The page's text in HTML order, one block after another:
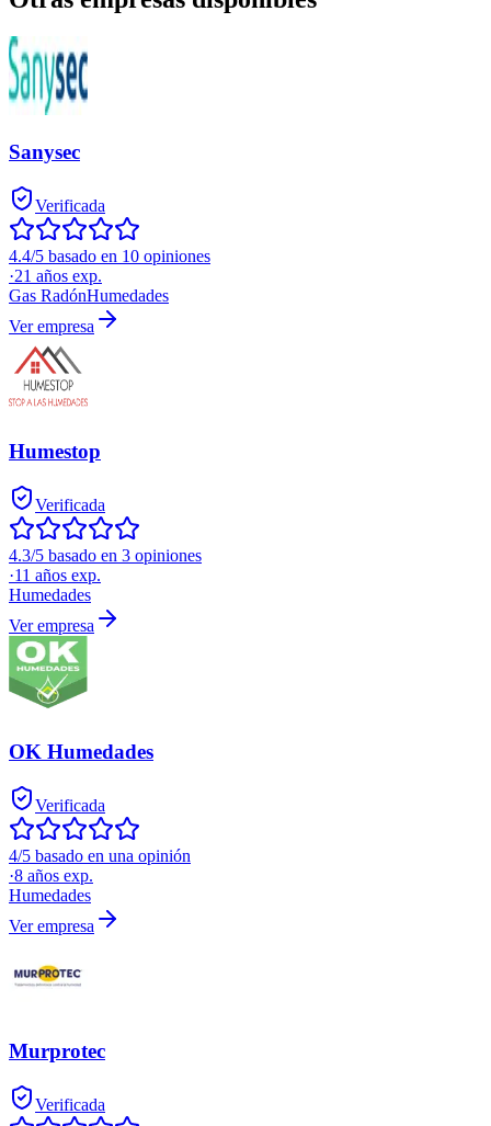
Sanysec
Verificada
4.4/5 basado en 10 opiniones
·21 años exp.
Gas RadónHumedades
Ver empresa
Humestop
Verificada
4.3/5 basado en 3 opiniones
·11 años exp.
Humedades
Ver empresa
OK Humedades
Verificada
4/5 basado en una opinión
·8 años exp.
Humedades
Ver empresa
Murprotec
Verificada